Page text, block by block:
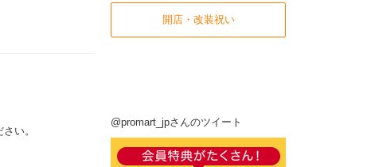
い。
開店・改装祝い
@promart_jpさんのツイート